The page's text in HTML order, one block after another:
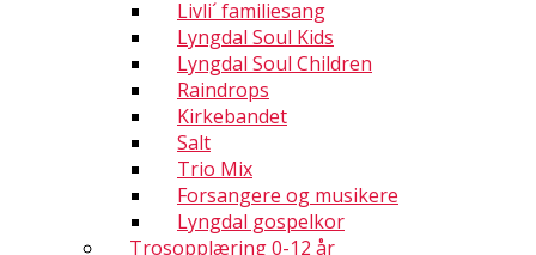
Livli´ familiesang
Lyngdal Soul Kids
Lyngdal Soul Children
Raindrops
Kirkebandet
Salt
Trio Mix
Forsangere og musikere
Lyngdal gospelkor
Trosopplæring 0-12 år